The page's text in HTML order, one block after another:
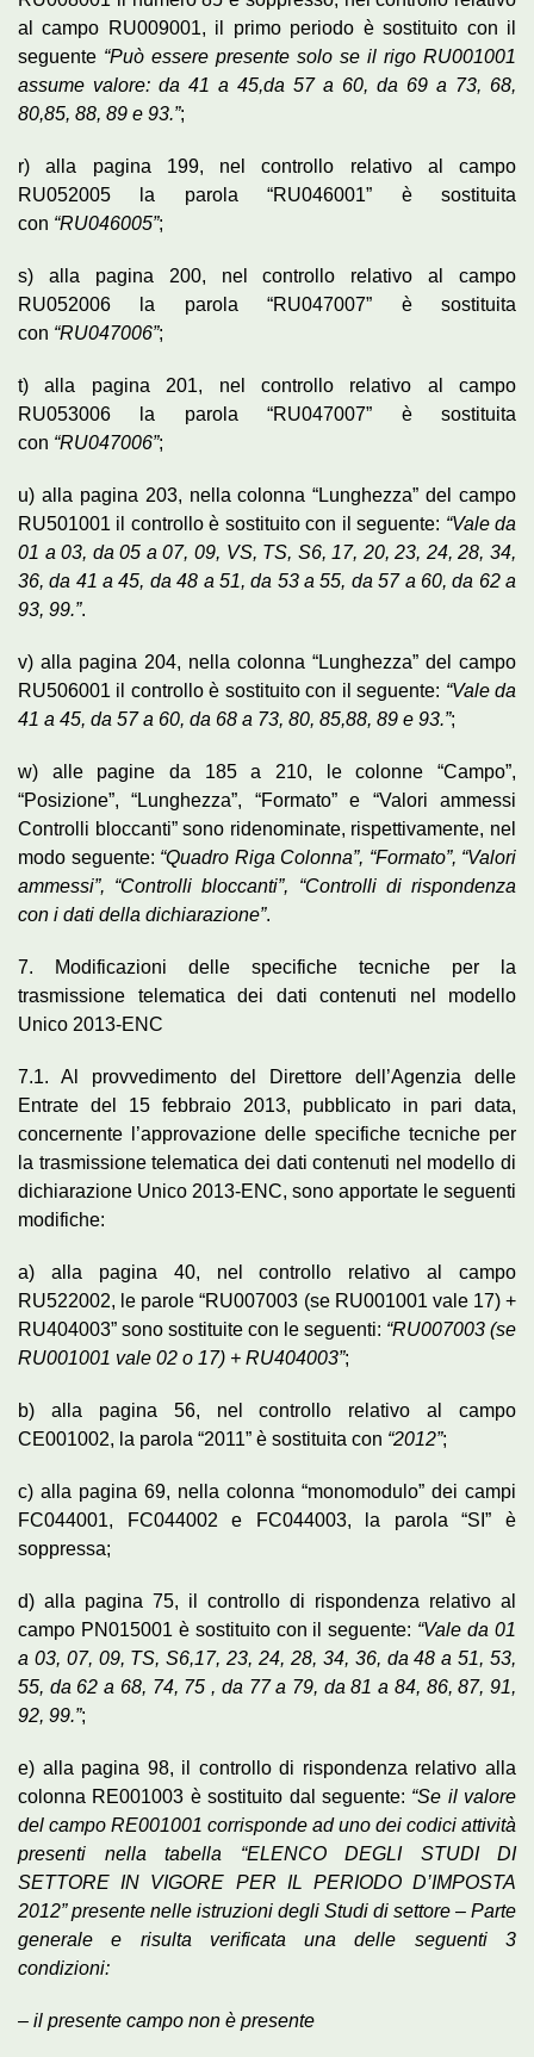
al campo RU009001, il primo periodo è sostituito con il
seguente “Può essere presente solo se il rigo RU001001
assume valore: da 41 a 45,da 57 a 60, da 69 a 73, 68,
80,85, 88, 89 e 93.”;
r) alla pagina 199, nel controllo relativo al campo
RU052005 la parola “RU046001” è sostituita
con “RU046005”;
s) alla pagina 200, nel controllo relativo al campo
RU052006 la parola “RU047007” è sostituita
con “RU047006”;
t) alla pagina 201, nel controllo relativo al campo
RU053006 la parola “RU047007” è sostituita
con “RU047006”;
u) alla pagina 203, nella colonna “Lunghezza” del campo
RU501001 il controllo è sostituito con il seguente: “Vale da
01 a 03, da 05 a 07, 09, VS, TS, S6, 17, 20, 23, 24, 28, 34,
36, da 41 a 45, da 48 a 51, da 53 a 55, da 57 a 60, da 62 a
93, 99.”.
v) alla pagina 204, nella colonna “Lunghezza” del campo
RU506001 il controllo è sostituito con il seguente: “Vale da
41 a 45, da 57 a 60, da 68 a 73, 80, 85,88, 89 e 93.”;
w) alle pagine da 185 a 210, le colonne “Campo”,
“Posizione”, “Lunghezza”, “Formato” e “Valori ammessi
Controlli bloccanti” sono ridenominate, rispettivamente, nel
modo seguente: “Quadro Riga Colonna”, “Formato”, “Valori
ammessi”, “Controlli bloccanti”, “Controlli di rispondenza
con i dati della dichiarazione”.
7. Modificazioni delle specifiche tecniche per la
trasmissione telematica dei dati contenuti nel modello
Unico 2013-ENC
7.1. Al provvedimento del Direttore dell’Agenzia delle
Entrate del 15 febbraio 2013, pubblicato in pari data,
concernente l’approvazione delle specifiche tecniche per
la trasmissione telematica dei dati contenuti nel modello di
dichiarazione Unico 2013-ENC, sono apportate le seguenti
modifiche:
a) alla pagina 40, nel controllo relativo al campo
RU522002, le parole “RU007003 (se RU001001 vale 17) +
RU404003” sono sostituite con le seguenti: “RU007003 (se
RU001001 vale 02 o 17) + RU404003”;
b) alla pagina 56, nel controllo relativo al campo
CE001002, la parola “2011” è sostituita con “2012”;
c) alla pagina 69, nella colonna “monomodulo” dei campi
FC044001, FC044002 e FC044003, la parola “SI” è
soppressa;
d) alla pagina 75, il controllo di rispondenza relativo al
campo PN015001 è sostituito con il seguente: “Vale da 01
a 03, 07, 09, TS, S6,17, 23, 24, 28, 34, 36, da 48 a 51, 53,
55, da 62 a 68, 74, 75 , da 77 a 79, da 81 a 84, 86, 87, 91,
92, 99.”;
e) alla pagina 98, il controllo di rispondenza relativo alla
colonna RE001003 è sostituito dal seguente: “Se il valore
del campo RE001001 corrisponde ad uno dei codici attività
presenti nella tabella “ELENCO DEGLI STUDI DI
SETTORE IN VIGORE PER IL PERIODO D’IMPOSTA
2012” presente nelle istruzioni degli Studi di settore – Parte
generale e risulta verificata una delle seguenti 3
condizioni:
– il presente campo non è presente